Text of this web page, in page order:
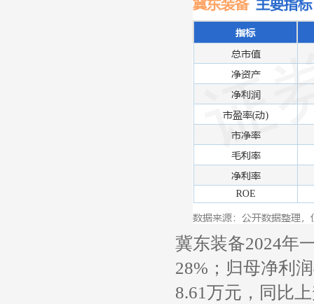
冀东装备2024年
28%；归母净利
8.61万元，同比